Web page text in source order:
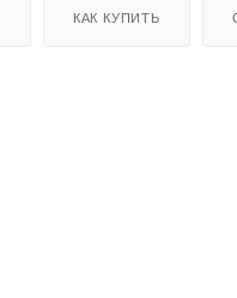
КАК КУПИТЬ